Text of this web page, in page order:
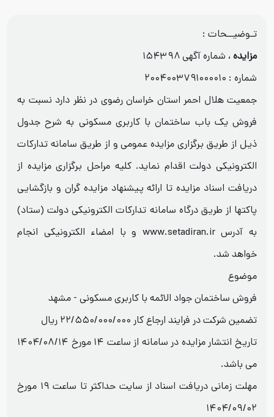
تـوضیــحات :
مزایده ، شماره آگهی ۱۵۴۳۹۸
شماره : ۲۰۰۴۰۰۳۷۹۱۰۰۰۰۱۰
جمعیت هلال احمر استان خراسان رضوی در نظر دارد نسبت به
فروش یک باب ساختمان با کاربری مسکونی به شرح جدول
ذیل از طریق برگزاری مزایده عمومی و از طریق سامانه تدارکات
الکترونیکی دولت اقدام نماید. کلیه مراحل برگزاری مزایده از
دریافت اسناد مزایده تا ارائه پیشنهاد مزایده گران و بازگشایی
پاکتها از طریق درگاه سامانه تدارکات الکترونیکی دولت (ستاد)
به آدرس www.setadiran.ir و با امضاء الکترونیکی انجام
خواهد شد.
موضوع
فروش ساختمان جواد الائمه با کاربری مسکونی - مشهد
تضمین شرکت در فرایند ارجاع کار ۲۲/۵۵۰/۰۰۰/۰۰۰ ریال
تاریخ انتشار مزایده در سامانه از ساعت ۱۴ مورخ ۱۴۰۴/۰۸/۱۴
می باشد.
مهلت زمانی دریافت اسناد از سایت حداکثر تا ساعت ۱۹ مورخ
۱۴۰۴/۰۹/۰۲